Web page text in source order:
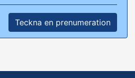
Teckna en prenumeration